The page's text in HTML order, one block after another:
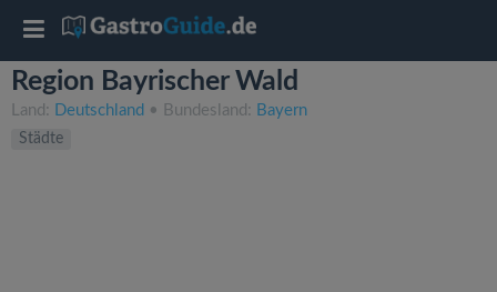
Region Bayrischer Wald
Land: Deutschland • Bundesland: Bayern
Städte
T
o
g